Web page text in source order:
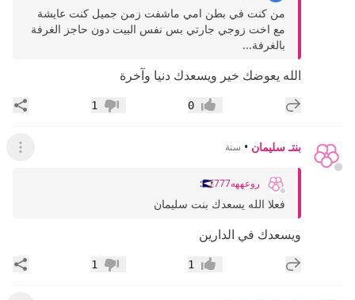
من كنت في بطن امي ماشفت زمن جميل كنت عايشة
مع اخت زوجي جارتي بس نفس البيت دون حاجز الغرفة
بالغرفة...
الله يعوضك خير ويسعدك دنيا وآخرة
إضافة رد جديد إعجاب0 عدم إعجاب
1
بنتـ سليمان • سنة عرض
روعههه🇸🇦777 :
فعلا الله يسعدك بنت سليمان
ويسعدك في الدارين
إضافة رد جديد إعجاب1 عدم إعجاب
1